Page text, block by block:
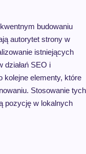
budowaniu
autorytet strony w
istniejących
działań SEO i
kolejne elementy, które
Stosowanie tych
pozycję w lokalnych